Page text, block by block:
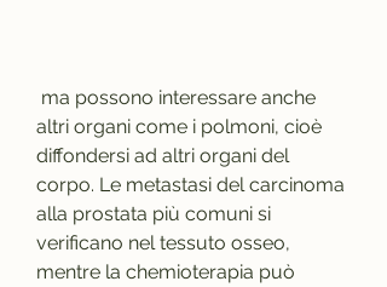
altri organi come i polmoni, cioè
diffondersi ad altri organi del
corpo. Le metastasi del carcinoma
alla prostata più comuni si
verificano nel tessuto osseo,
mentre la chemioterapia può